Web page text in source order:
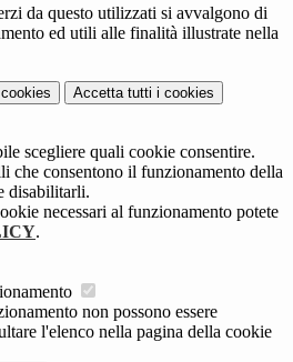
da questo utilizzati si avvalgono di
ed utili alle finalità illustrate nella
Accetta tutti i cookies
scegliere quali cookie consentire.
che consentono il funzionamento della
disabilitarli.
necessari al funzionamento potete
.
non possono essere
l'elenco nella pagina della cookie